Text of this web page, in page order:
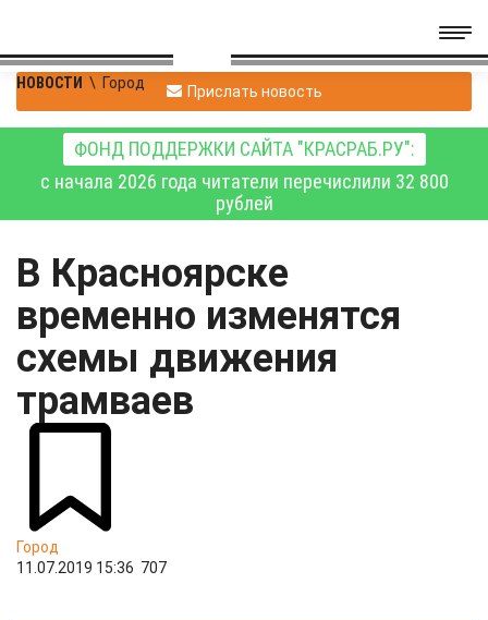
НОВОСТИ \ Город Прислать новость
ФОНД ПОДДЕРЖКИ САЙТА "КРАСРАБ.РУ":
с начала 2026 года читатели перечислили 32 800
рублей
В Красноярске
временно изменятся
схемы движения
трамваев
Город
11.07.2019 15:36 707